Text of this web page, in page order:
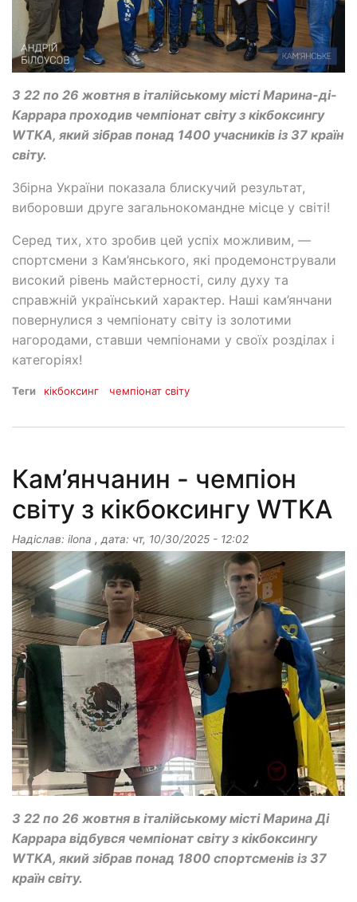
З 22 по 26 жовтня в італійському місті Марина-ді-
Каррара проходив чемпіонат світу з кікбоксингу
WTKA, який зібрав понад 1400 учасників із 37 країн
світу.
Збірна України показала блискучий результат,
виборовши друге загальнокомандне місце у світі!
Серед тих, хто зробив цей успіх можливим, —
спортсмени з Кам’янського, які продемонстрували
високий рівень майстерності, силу духу та
справжній український характер. Наші кам’янчани
повернулися з чемпіонату світу із золотими
нагородами, ставши чемпіонами у своїх розділах і
категоріях!
Теги кікбоксинг чемпіонат світу
Кам’янчанин - чемпіон
світу з кікбоксингу WTKA
Надіслав: ilona , дата: чт, 10/30/2025 - 12:02
З 22 по 26 жовтня в італійському місті Марина Ді
Каррара відбувся чемпіонат світу з кікбоксингу
WTKA, який зібрав понад 1800 спортсменів із 37
країн світу.